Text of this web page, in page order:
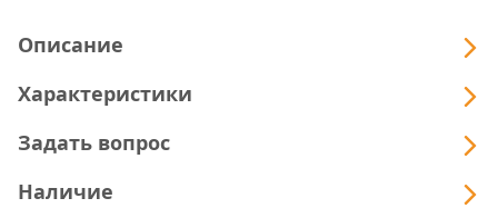
Описание
Характеристики
Задать вопрос
Наличие